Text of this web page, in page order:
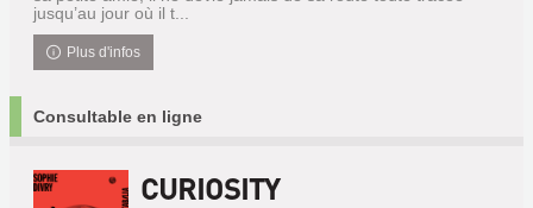
jusqu’au jour où il t...
Plus d'infos
Consultable en ligne
CURIOSITY